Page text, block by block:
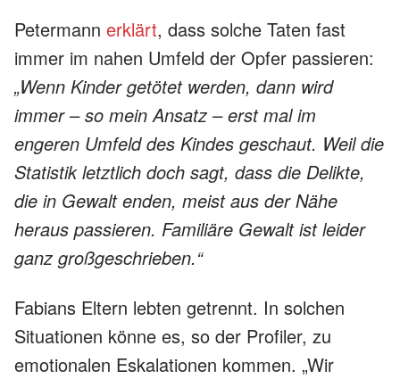
Petermann erklärt, dass solche Taten fast
immer im nahen Umfeld der Opfer passieren:
„Wenn Kinder getötet werden, dann wird
immer – so mein Ansatz – erst mal im
engeren Umfeld des Kindes geschaut. Weil die
Statistik letztlich doch sagt, dass die Delikte,
die in Gewalt enden, meist aus der Nähe
heraus passieren. Familiäre Gewalt ist leider
ganz großgeschrieben.“
Fabians Eltern lebten getrennt. In solchen
Situationen könne es, so der Profiler, zu
emotionalen Eskalationen kommen. „Wir